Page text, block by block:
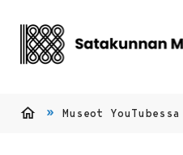
Museot YouTubessa